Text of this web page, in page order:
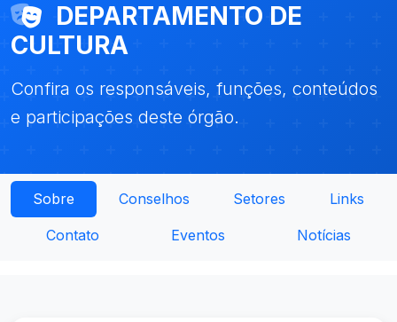
DEPARTAMENTO DE
CULTURA
Confira os responsáveis, funções, conteúdos
e participações deste órgão.
Sobre Conselhos Setores Links
Contato Eventos Notícias